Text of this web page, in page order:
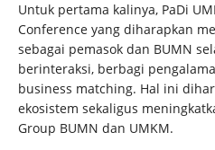
Untuk pertama kalinya, PaDi
Conference yang diharapkan
sebagai pemasok dan BUMN
berinteraksi, berbagi
business matching. Hal ini
ekosistem sekaligus
Group BUMN dan UMKM.